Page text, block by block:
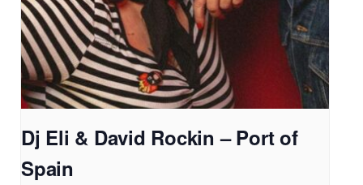
Dj Eli & David Rockin – Port of
Spain